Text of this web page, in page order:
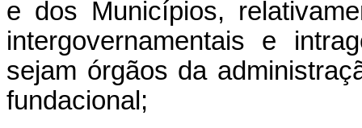
e dos Municípios,
intergovernamentais e
sejam órgãos da
fundacional;